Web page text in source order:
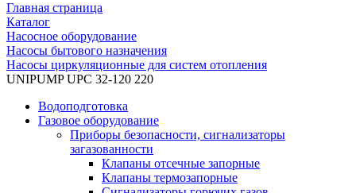
Главная страница
Каталог
Насосное оборудование
Насосы бытового назначения
Насосы циркуляционные для систем отопления
UNIPUMP UPC 32-120 220
Водоподготовка
Газовое оборудование
Приборы безопасности, сигнализаторы
загазованности
Клапаны отсечные запорные
Клапаны термозапорные